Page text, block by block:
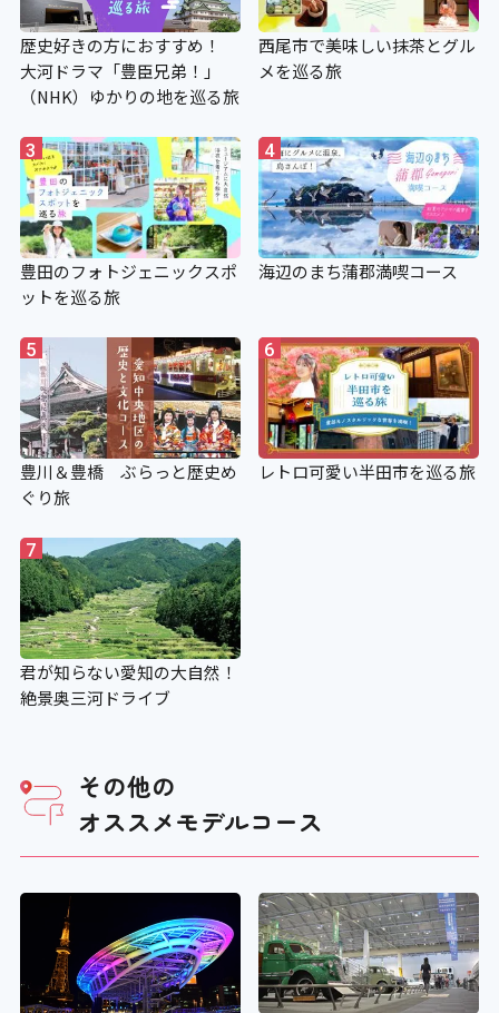
歴史好きの方におすすめ！
大河ドラマ「豊臣兄弟！」
（NHK）ゆかりの地を巡る旅
西尾市で美味しい抹茶とグル
メを巡る旅
3
豊田のフォトジェニックスポ
ットを巡る旅
4
海辺のまち蒲郡満喫コース
5
豊川＆豊橋 ぶらっと歴史め
ぐり旅
6
レトロ可愛い半田市を巡る旅
7
君が知らない愛知の大自然！
絶景奥三河ドライブ
その他の
オススメモデルコース